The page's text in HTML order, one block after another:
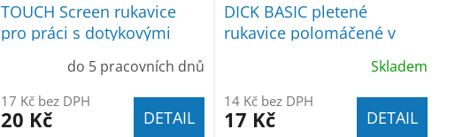
TOUCH Screen rukavice
pro práci s dotykovými
do 5 pracovních dnů
17 Kč bez DPH
20 Kč DETAIL
DICK BASIC pletené
rukavice polomáčené v
Skladem
14 Kč bez DPH
17 Kč DETAIL